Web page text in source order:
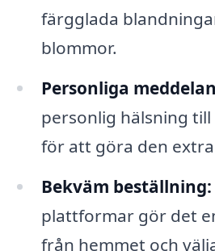
färgglada
blommor.
Personliga
personlig hälsning
för att göra den extra
Bekväm beställning:
plattformar gör det
från hemmet och